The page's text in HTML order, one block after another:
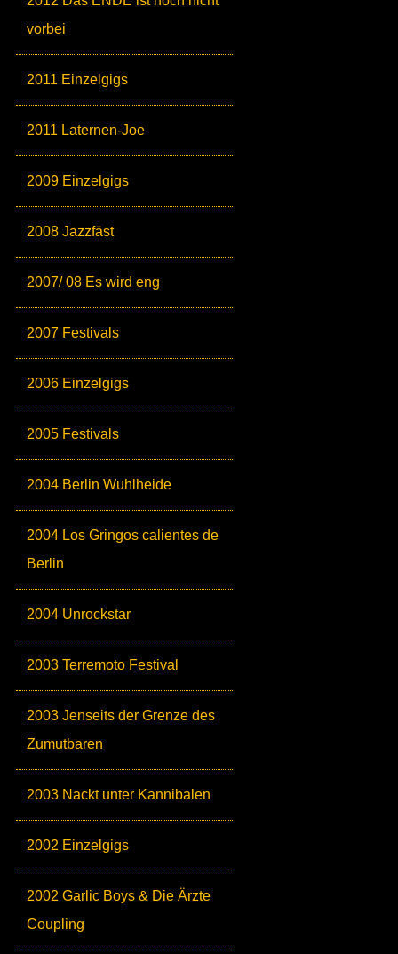
vorbei
2011 Einzelgigs
2011 Laternen-Joe
2009 Einzelgigs
2008 Jazzfäst
2007/ 08 Es wird eng
2007 Festivals
2006 Einzelgigs
2005 Festivals
2004 Berlin Wuhlheide
2004 Los Gringos calientes de
Berlin
2004 Unrockstar
2003 Terremoto Festival
2003 Jenseits der Grenze des
Zumutbaren
2003 Nackt unter Kannibalen
2002 Einzelgigs
2002 Garlic Boys & Die Ärzte
Coupling